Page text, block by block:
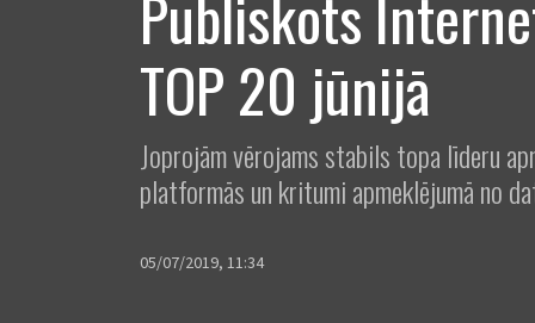
TOP 20 jūnijā
Joprojām vērojams stabils topa līderu
platformās un kritumi apmeklējumā no
05/07/2019, 11:34